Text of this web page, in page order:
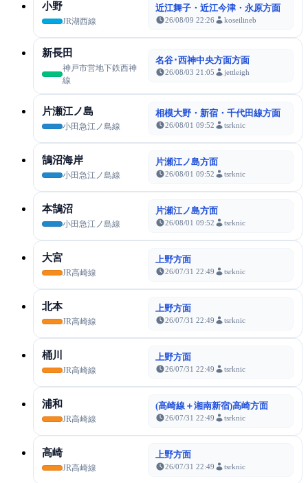
小野
JR湖西線
近江舞子・近江今津・永原方面
26/08/09 22:26 koseilineb
新長田
神戸市営地下鉄西神
線
名谷･西神中央方面方面
26/08/03 21:05 jettleigh
片瀬江ノ島
小田急江ノ島線
相模大野・新宿・千代田線方面
26/08/01 09:52 tsrknic
鵠沼海岸
小田急江ノ島線
片瀬江ノ島方面
26/08/01 09:52 tsrknic
本鵠沼
小田急江ノ島線
片瀬江ノ島方面
26/08/01 09:52 tsrknic
大宮
JR高崎線
上野方面
26/07/31 22:49 tsrknic
北本
JR高崎線
上野方面
26/07/31 22:49 tsrknic
桶川
JR高崎線
上野方面
26/07/31 22:49 tsrknic
浦和
JR高崎線
(高崎線＋湘南新宿)高崎方面
26/07/31 22:49 tsrknic
高崎
JR高崎線
上野方面
26/07/31 22:49 tsrknic